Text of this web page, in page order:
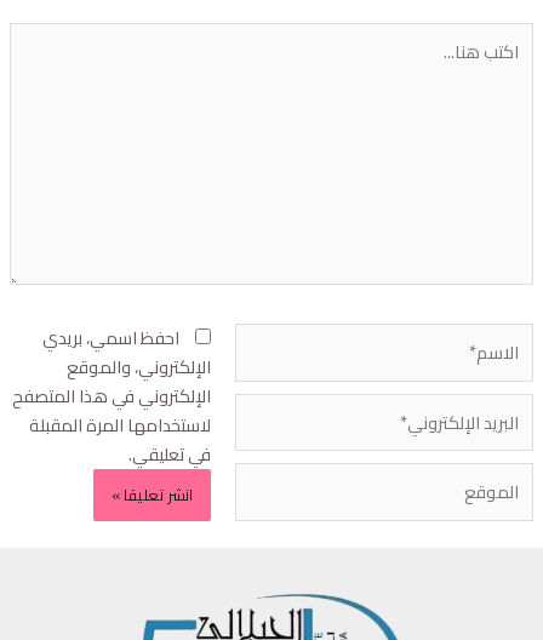
احفظ اسمي، بريدي
الإلكتروني، والموقع
الإلكتروني في هذا المتصفح
لاستخدامها المرة المقبلة
في تعليقي.